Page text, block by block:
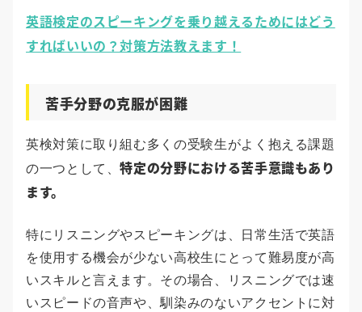
英語検定のスピーキングを乗り越えるためにはどう
すればいいの？対策方法教えます！
苦手分野の克服が困難
英検対策に取り組む多くの受験生がよく抱える課題
の一つとして、特定の分野における苦手意識もあり
ます。
特にリスニングやスピーキングは、日常生活で英語
を使用する機会が少ない高校生にとって難易度が高
いスキルと言えます。その場合、リスニングでは速
いスピードの音声や、馴染みのないアクセントに対